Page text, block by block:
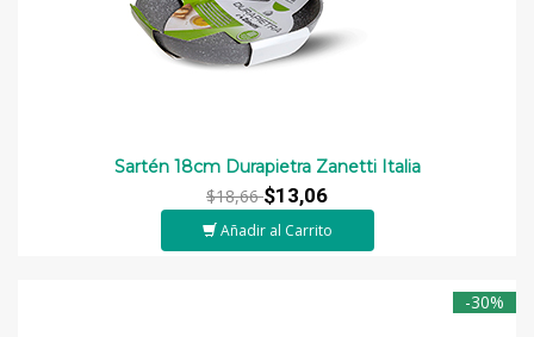
Sartén 18cm Durapietra Zanetti Italia
$18,66$13,06
Añadir al Carrito
-30%